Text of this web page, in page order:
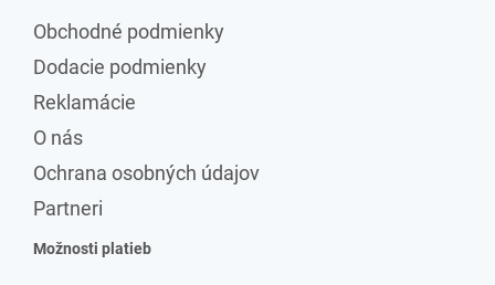
Obchodné podmienky
Dodacie podmienky
Reklamácie
O nás
Ochrana osobných údajov
Partneri
Možnosti platieb